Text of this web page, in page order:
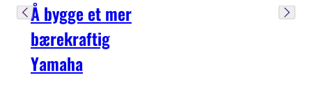
Å bygge et mer
bærekraftig
Yamaha